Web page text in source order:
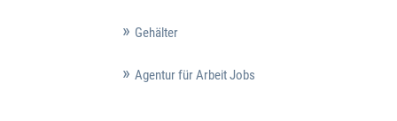
Gehälter
Agentur für Arbeit Jobs